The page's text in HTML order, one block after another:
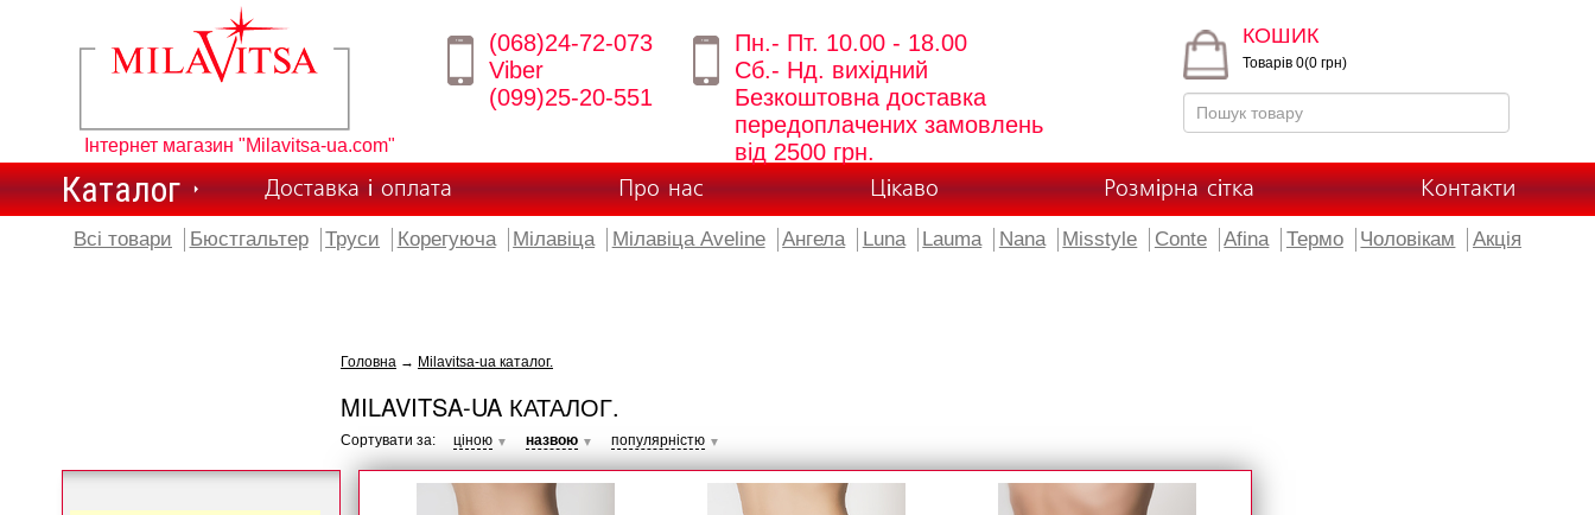
Інтернет магазин "Milavitsa-ua.com"
(068)24-72-073
Viber
(099)25-20-551
Пн.- Пт. 10.00 - 18.00
Сб.- Нд. вихідний
Безкоштовна доставка
передоплачених замовлень
від 2500 грн.
КОШИК
Товарів 0(0 грн)
Каталог Доставка і оплата Про нас Цікаво Розмірна сітка Контакти
Всі товари Бюстгальтер Труси Корегуюча Мілавіца Мілавіца Aveline Ангела Luna Lauma Nana Misstyle Conte Afina Термо Чоловікам Акція
Головна → Milavitsa-ua каталог.
MILAVITSA-UA КАТАЛОГ.
Сортувати за: ціною ▼ назвою ▼ популярністю ▼